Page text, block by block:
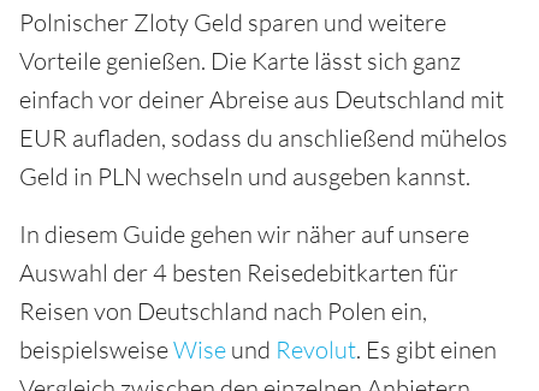
Polnischer Zloty Geld sparen und weitere
Vorteile genießen. Die Karte lässt sich ganz
einfach vor deiner Abreise aus Deutschland mit
EUR aufladen, sodass du anschließend mühelos
Geld in PLN wechseln und ausgeben kannst.
In diesem Guide gehen wir näher auf unsere
Auswahl der 4 besten Reisedebitkarten für
Reisen von Deutschland nach Polen ein,
beispielsweiseWise und Revolut. Es gibt einen